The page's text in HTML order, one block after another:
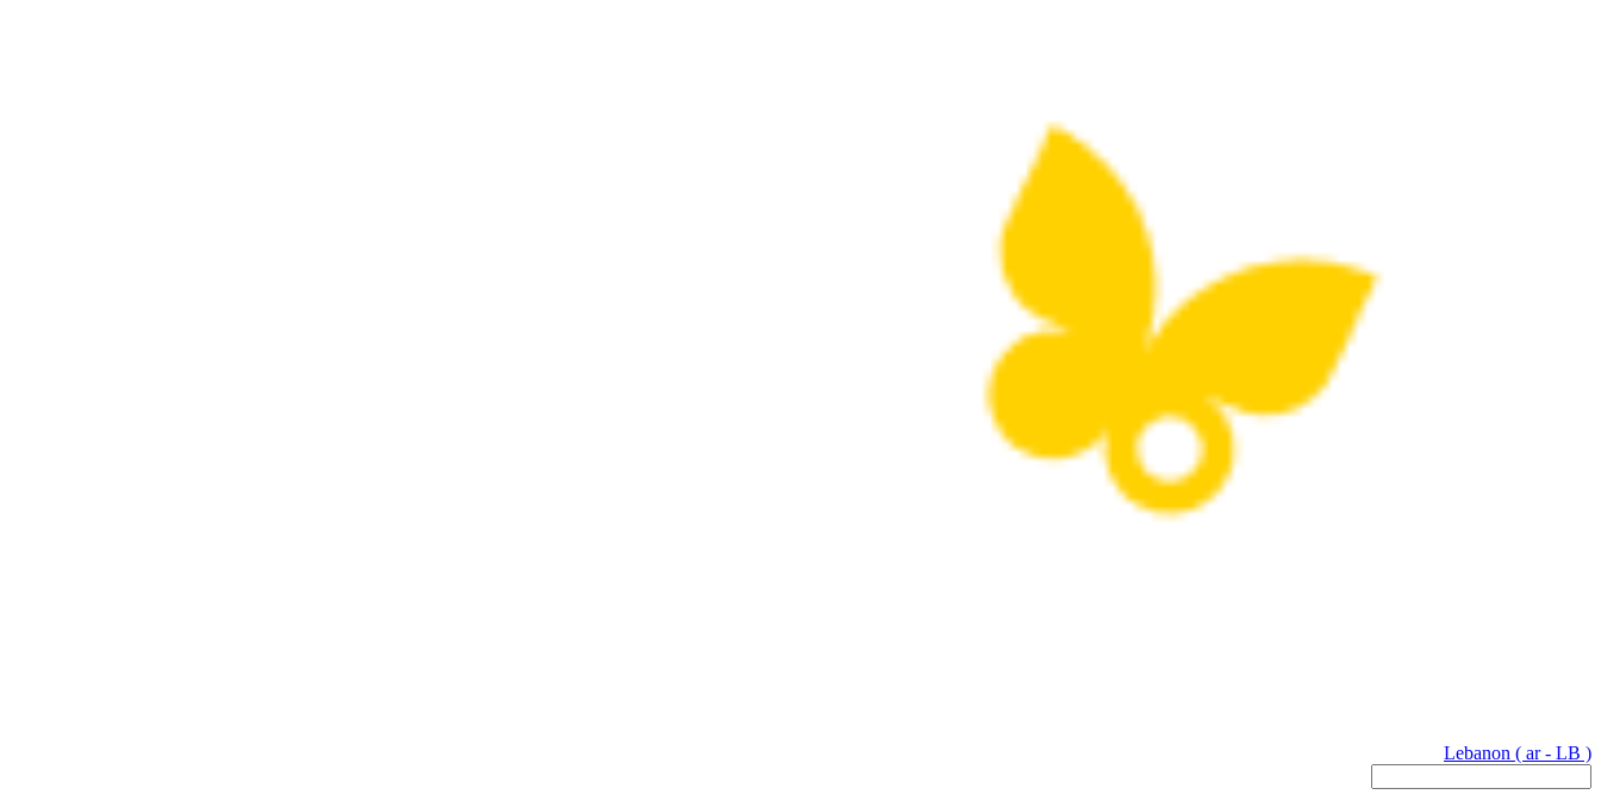
Lebanon ( ar - LB )